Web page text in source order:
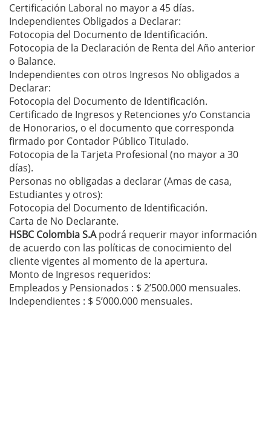
Certificación Laboral no mayor a 45 días.
Independientes Obligados a Declarar:
Fotocopia del Documento de Identificación.
Fotocopia de la Declaración de Renta del Año anterior
o Balance.
Independientes con otros Ingresos No obligados a
Declarar:
Fotocopia del Documento de Identificación.
Certificado de Ingresos y Retenciones y/o Constancia
de Honorarios, o el documento que corresponda
firmado por Contador Público Titulado.
Fotocopia de la Tarjeta Profesional (no mayor a 30
días).
Personas no obligadas a declarar (Amas de casa,
Estudiantes y otros):
Fotocopia del Documento de Identificación.
Carta de No Declarante.
HSBC Colombia S.Apodrá requerir mayor información
de acuerdo con las políticas de conocimiento del
cliente vigentes al momento de la apertura.
Monto de Ingresos requeridos:
Empleados y Pensionados : $ 2’500.000 mensuales.
Independientes : $ 5’000.000 mensuales.